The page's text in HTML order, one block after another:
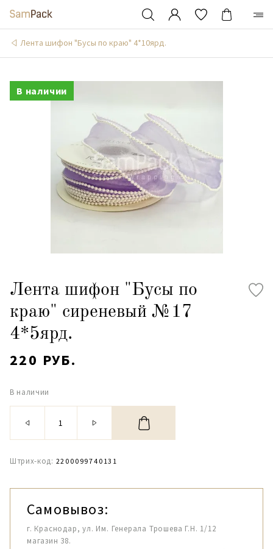
Лента шифон "Бусы по краю" 4*10ярд.
В наличии
Лента шифон "Бусы по
краю" сиреневый №17
4*5ярд.
220 РУБ.
В наличии
Штрих-код: 2200099740131
Самовывоз:
г. Краснодар, ул. Им. Генерала Трошева Г.Н. 1/12
магазин 38.